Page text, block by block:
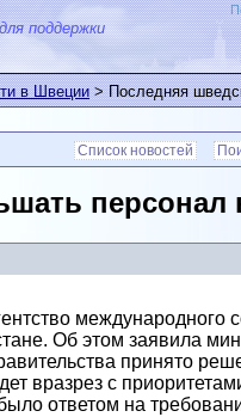
поддержки
в Швеции> Последняя
Список новостей
персонал
международного
Об этом заявила
принято
вразрез с
ответом на